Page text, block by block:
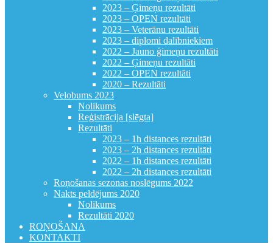
2023 – Ģimeņu rezultāti
2023 – OPEN rezultāti
2023 – Veterānu rezultāti
2023 – diplomi dalībniekiem
2022 – Jauno ģimeņu rezultāti
2022 – Ģimeņu rezultāti
2022 – OPEN rezultāti
2020 – Rezultāti
Velobums 2023
Nolikums
Reģistrācija [slēgta]
Rezultāti
2023 – 1h distances rezultāti
2023 – 2h distances rezultāti
2022 – 1h distances rezultāti
2022 – 2h distances rezultāti
Roņošanas sezonas noslēgums 2022
Nakts peldējums 2020
Nolikums
Rezultāti 2020
ROŅOŠANA
KONTAKTI